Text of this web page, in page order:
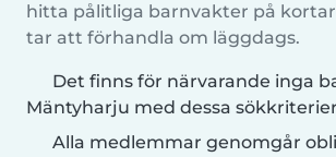
hitta pålitliga barnvakter på
tar att förhandla om läggdags.
Det finns för närvarande inga
Mäntyharju med dessa
Alla medlemmar genomgår